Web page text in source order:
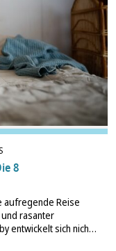
8
aufregende Reise
rasanter
entwickelt sich nicht